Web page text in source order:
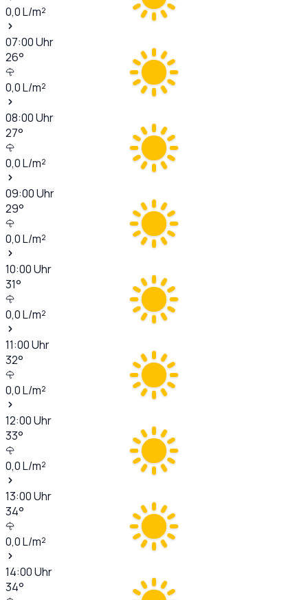
0,0L/m²
07:00Uhr
26°
0,0L/m²
08:00Uhr
27°
0,0L/m²
09:00Uhr
29°
0,0L/m²
10:00Uhr
31°
0,0L/m²
11:00Uhr
32°
0,0L/m²
12:00Uhr
33°
0,0L/m²
13:00Uhr
34°
0,0L/m²
14:00Uhr
34°